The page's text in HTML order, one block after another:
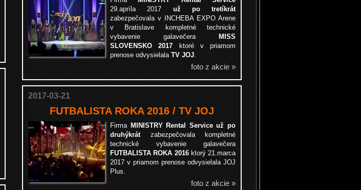
29.apríla 2017už po tretíkrát
zabezpečovala v INCHEBA EXPO Arene
v Bratislave kompletné technické
vybavenie galavečeraMISS
SLOVENSKO 2017ktoré v priamom
prenose odvysielalaTV JOJ.
foto z akcie »
2017-03-21
FUTBALISTA ROKA 2016 / TV JOJ
FirmaMINISTRY Rental Service už po
druhýkrátzabezpečovala kompletné
technické vybavenie galavečera
FUTBALISTA ROKA 2016ktorý 21.marca
2017 v priamom prenose odvysielala JOJ
Plus.
foto z akcie »